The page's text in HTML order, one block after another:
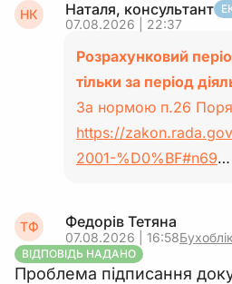
НК Наталя, консультант
07.08.2026 | 22:37
Розрахунковий
тільки за період
За нормою п.26
https://
2001-%D0%BF#n69…
ТФ Федорів Тетяна
07.08.2026 | 16:58
ВІДПОВІДЬ НАДАНО
Проблема підписання